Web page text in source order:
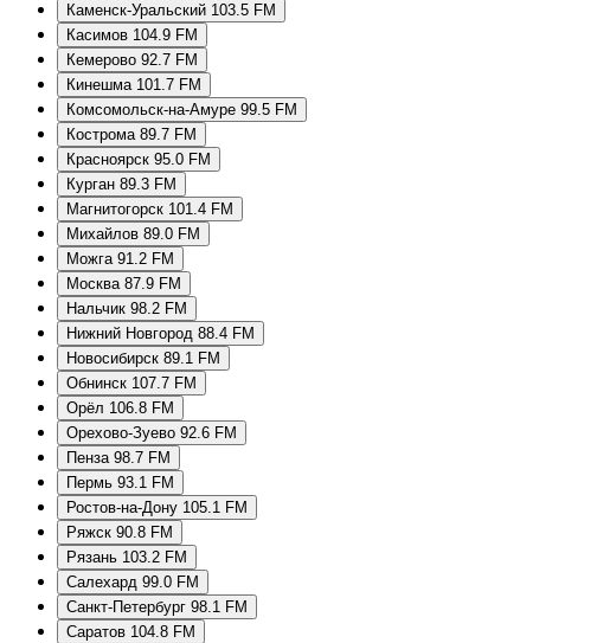
Каменск-Уральский 103.5 FM
Касимов 104.9 FM
Кемерово 92.7 FM
Кинешма 101.7 FM
Комсомольск-на-Амуре 99.5 FM
Кострома 89.7 FM
Красноярск 95.0 FM
Курган 89.3 FM
Магнитогорск 101.4 FM
Михайлов 89.0 FM
Можга 91.2 FM
Москва 87.9 FM
Нальчик 98.2 FM
Нижний Новгород 88.4 FM
Новосибирск 89.1 FM
Обнинск 107.7 FM
Орёл 106.8 FM
Орехово-Зуево 92.6 FM
Пенза 98.7 FM
Пермь 93.1 FM
Ростов-на-Дону 105.1 FM
Ряжск 90.8 FM
Рязань 103.2 FM
Салехард 99.0 FM
Санкт-Петербург 98.1 FM
Саратов 104.8 FM